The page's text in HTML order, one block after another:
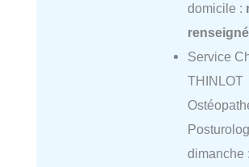
domicile :
renseigné
Service
THINLOT
dimanche :